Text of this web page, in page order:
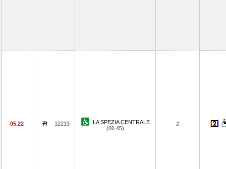
05.22 12213
LA SPEZIA CENTRALE
(06.45)
2